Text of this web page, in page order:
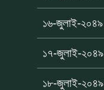
১৬-জুলাই-২০৪৯
১৭-জুলাই-২০৪৯
১৮-জুলাই-২০৪৯